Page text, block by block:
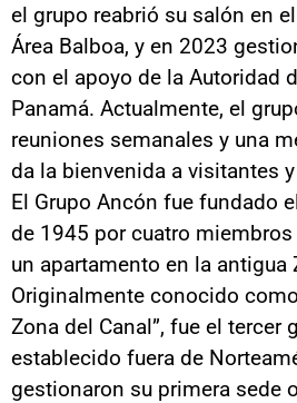
el grupo reabrió su salón en
Área Balboa, y en 2023
con el apoyo de la Autoridad
Panamá. Actualmente, el
reuniones semanales y una
da la bienvenida a visitantes
El Grupo Ancón fue fundado
de 1945 por cuatro miembros
un apartamento en la antigua
Originalmente conocido
Zona del Canal”, fue el tercer
establecido fuera de
gestionaron su primera sede